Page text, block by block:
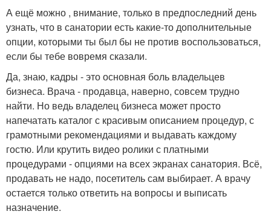
А ещё можно , внимание, только в предпоследний день
узнать, что в санатории есть какие-то дополнительные
опции, которыми ты был бы не против воспользоваться,
если бы тебе вовремя сказали.
Да, знаю, кадры - это основная боль владельцев
бизнеса. Врача - продавца, наверно, совсем трудно
найти. Но ведь владелец бизнеса может просто
напечатать каталог с красивым описанием процедур, с
грамотными рекомендациями и выдавать каждому
гостю. Или крутить видео ролики с платными
процедурами - опциями на всех экранах санатория. Всё,
продавать не надо, посетитель сам выбирает. А врачу
остается только ответить на вопросы и выписать
назначение.